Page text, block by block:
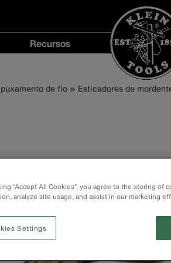
Recursos
de fio Esticadores de
“Accept All Cookies”, you agree to the storing of
analyze site usage, and assist in our marketing
Settings